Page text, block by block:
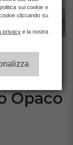
Opaco
sui cookie e
cliccando su
privacye la nostra